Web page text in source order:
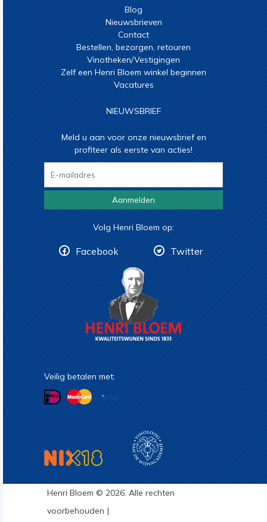
Blog
Nieuwsbrieven
Contact
Bestellen, bezorgen, retouren
Vinotheken/Vestigingen
Zelf een Henri Bloem winkel beginnen
Vacatures
NIEUWSBRIEF
Meld u aan voor onze nieuwsbrief en
profiteer als eerste van acties!
Aanmelden
Volg Henri Bloem op:
Facebook Twitter
Veilig betalen met:
Henri Bloem © 2026. Alle rechten
voorbehouden